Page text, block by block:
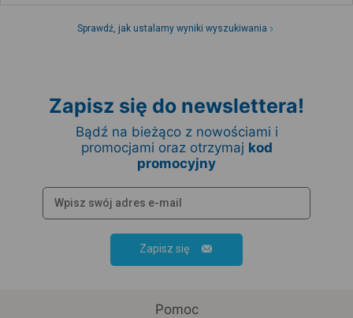
Sprawdź, jak ustalamy wyniki wyszukiwania
Zapisz się do newslettera!
Bądź na bieżąco z nowościami i
promocjami oraz otrzymaj kod
promocyjny
Zapisz się
Pomoc